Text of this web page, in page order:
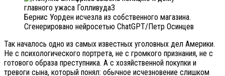
Бернис Уорден исчезла из собственного магазина.
Сгенерировано нейросетью ChatGPT/Петр Осинцев
Так началось одно из самых известных уголовных дел Америки.
Не с психологического портрета, не с громкого признания, не с
готового образа преступника. А с хозяйственной покупки и
тревоги сына, который понял: обычное исчезновение слишком